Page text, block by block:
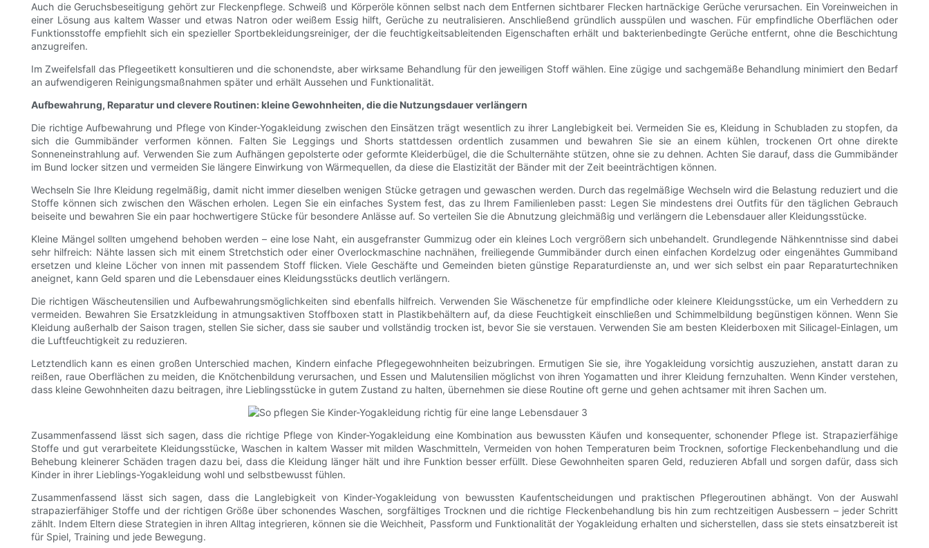
Auch die Geruchsbeseitigung gehört zur Fleckenpflege. Schweiß und Körperöle können selbst nach dem Entfernen sichtbarer Flecken hartnäckige Gerüche verursachen. Ein Voreinweichen in
einer Lösung aus kaltem Wasser und etwas Natron oder weißem Essig hilft, Gerüche zu neutralisieren. Anschließend gründlich ausspülen und waschen. Für empfindliche Oberflächen oder
Funktionsstoffe empfiehlt sich ein spezieller Sportbekleidungsreiniger, der die feuchtigkeitsableitenden Eigenschaften erhält und bakterienbedingte Gerüche entfernt, ohne die Beschichtung
anzugreifen.
Im Zweifelsfall das Pflegeetikett konsultieren und die schonendste, aber wirksame Behandlung für den jeweiligen Stoff wählen. Eine zügige und sachgemäße Behandlung minimiert den Bedarf
an aufwendigeren Reinigungsmaßnahmen später und erhält Aussehen und Funktionalität.
Aufbewahrung, Reparatur und clevere Routinen: kleine Gewohnheiten, die die Nutzungsdauer verlängern
Die richtige Aufbewahrung und Pflege von Kinder-Yogakleidung zwischen den Einsätzen trägt wesentlich zu ihrer Langlebigkeit bei. Vermeiden Sie es, Kleidung in Schubladen zu stopfen, da
sich die Gummibänder verformen können. Falten Sie Leggings und Shorts stattdessen ordentlich zusammen und bewahren Sie sie an einem kühlen, trockenen Ort ohne direkte
Sonneneinstrahlung auf. Verwenden Sie zum Aufhängen gepolsterte oder geformte Kleiderbügel, die die Schulternähte stützen, ohne sie zu dehnen. Achten Sie darauf, dass die Gummibänder
im Bund locker sitzen und vermeiden Sie längere Einwirkung von Wärmequellen, da diese die Elastizität der Bänder mit der Zeit beeinträchtigen können.
Wechseln Sie Ihre Kleidung regelmäßig, damit nicht immer dieselben wenigen Stücke getragen und gewaschen werden. Durch das regelmäßige Wechseln wird die Belastung reduziert und die
Stoffe können sich zwischen den Wäschen erholen. Legen Sie ein einfaches System fest, das zu Ihrem Familienleben passt: Legen Sie mindestens drei Outfits für den täglichen Gebrauch
beiseite und bewahren Sie ein paar hochwertigere Stücke für besondere Anlässe auf. So verteilen Sie die Abnutzung gleichmäßig und verlängern die Lebensdauer aller Kleidungsstücke.
Kleine Mängel sollten umgehend behoben werden – eine lose Naht, ein ausgefranster Gummizug oder ein kleines Loch vergrößern sich unbehandelt. Grundlegende Nähkenntnisse sind dabei
sehr hilfreich: Nähte lassen sich mit einem Stretchstich oder einer Overlockmaschine nachnähen, freiliegende Gummibänder durch einen einfachen Kordelzug oder eingenähtes Gummiband
ersetzen und kleine Löcher von innen mit passendem Stoff flicken. Viele Geschäfte und Gemeinden bieten günstige Reparaturdienste an, und wer sich selbst ein paar Reparaturtechniken
aneignet, kann Geld sparen und die Lebensdauer eines Kleidungsstücks deutlich verlängern.
Die richtigen Wäscheutensilien und Aufbewahrungsmöglichkeiten sind ebenfalls hilfreich. Verwenden Sie Wäschenetze für empfindliche oder kleinere Kleidungsstücke, um ein Verheddern zu
vermeiden. Bewahren Sie Ersatzkleidung in atmungsaktiven Stoffboxen statt in Plastikbehältern auf, da diese Feuchtigkeit einschließen und Schimmelbildung begünstigen können. Wenn Sie
Kleidung außerhalb der Saison tragen, stellen Sie sicher, dass sie sauber und vollständig trocken ist, bevor Sie sie verstauen. Verwenden Sie am besten Kleiderboxen mit Silicagel-Einlagen, um
die Luftfeuchtigkeit zu reduzieren.
Letztendlich kann es einen großen Unterschied machen, Kindern einfache Pflegegewohnheiten beizubringen. Ermutigen Sie sie, ihre Yogakleidung vorsichtig auszuziehen, anstatt daran zu
reißen, raue Oberflächen zu meiden, die Knötchenbildung verursachen, und Essen und Malutensilien möglichst von ihren Yogamatten und ihrer Kleidung fernzuhalten. Wenn Kinder verstehen,
dass kleine Gewohnheiten dazu beitragen, ihre Lieblingsstücke in gutem Zustand zu halten, übernehmen sie diese Routine oft gerne und gehen achtsamer mit ihren Sachen um.
Zusammenfassend lässt sich sagen, dass die richtige Pflege von Kinder-Yogakleidung eine Kombination aus bewussten Käufen und konsequenter, schonender Pflege ist. Strapazierfähige
Stoffe und gut verarbeitete Kleidungsstücke, Waschen in kaltem Wasser mit milden Waschmitteln, Vermeiden von hohen Temperaturen beim Trocknen, sofortige Fleckenbehandlung und die
Behebung kleinerer Schäden tragen dazu bei, dass die Kleidung länger hält und ihre Funktion besser erfüllt. Diese Gewohnheiten sparen Geld, reduzieren Abfall und sorgen dafür, dass sich
Kinder in ihrer Lieblings-Yogakleidung wohl und selbstbewusst fühlen.
Zusammenfassend lässt sich sagen, dass die Langlebigkeit von Kinder-Yogakleidung von bewussten Kaufentscheidungen und praktischen Pflegeroutinen abhängt. Von der Auswahl
strapazierfähiger Stoffe und der richtigen Größe über schonendes Waschen, sorgfältiges Trocknen und die richtige Fleckenbehandlung bis hin zum rechtzeitigen Ausbessern – jeder Schritt
zählt. Indem Eltern diese Strategien in ihren Alltag integrieren, können sie die Weichheit, Passform und Funktionalität der Yogakleidung erhalten und sicherstellen, dass sie stets einsatzbereit ist
für Spiel, Training und jede Bewegung.